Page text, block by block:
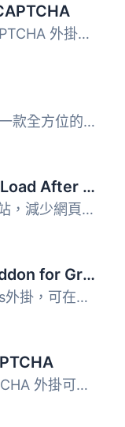
Advanced Google reCAPTCHA 外掛能有效保護您的 WordPress 網...
Limit Login Attempts 是一款全方位的 WordPress 登入安全防...
CF7 Google Captcha Load After Page
這款外掛程式用於加速網站，減少網頁的請求。當使用者於「聯...
Invisible reCaptcha addon for Gravity Forms
一個簡單的Gravity Forms外掛，可在所有表單上啟用不可見的Go...
Power Captcha reCAPTCHA 外掛可有效保護您的 WordPress、Woo...